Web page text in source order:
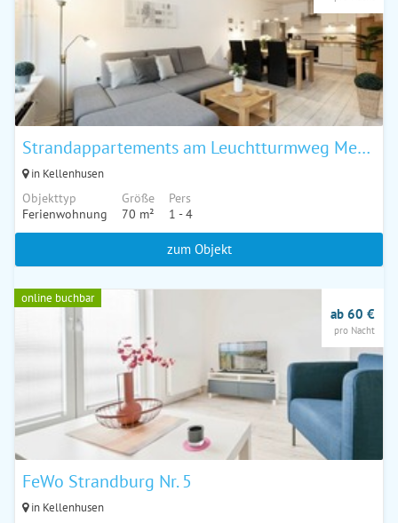
Strandappartements am Leuchtturmweg Meeresrauschen 2-0-01
in Kellenhusen
Objekttyp
Ferienwohnung
Größe
70 m²
Pers
1 - 4
zum Objekt
online buchbar
FeWo Strandburg Nr. 5
in Kellenhusen
ab 60 €
pro Nacht